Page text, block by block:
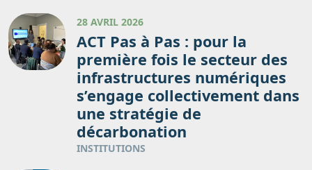
28 AVRIL 2026
ACT Pas à Pas : pour la
première fois le secteur des
infrastructures numériques
s’engage collectivement dans
une stratégie de
décarbonation
INSTITUTIONS